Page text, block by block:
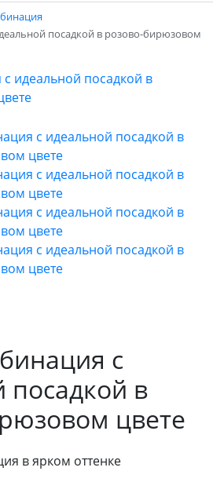
посадкой в розово-бирюзовом
с
посадкой в
цвете
в ярком оттенке